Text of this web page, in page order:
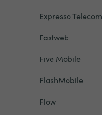
Expresso Telecom
Fastweb
Five Mobile
FlashMobile
Flow